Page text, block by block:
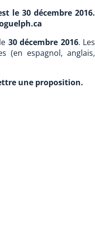
le 30 décembre 2016.
30 décembre 2016. Les
(en espagnol, anglais,
une proposition.